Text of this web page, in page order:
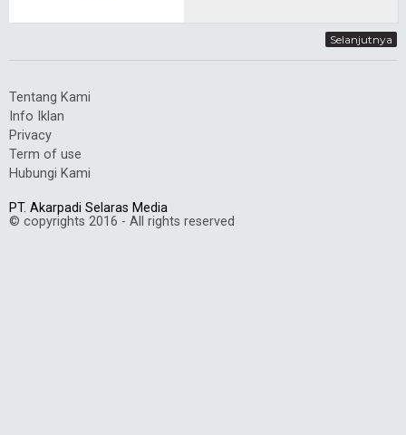
Selanjutnya
Tentang Kami
Info Iklan
Privacy
Term of use
Hubungi Kami
PT. Akarpadi Selaras Media
© copyrights 2016 - All rights reserved